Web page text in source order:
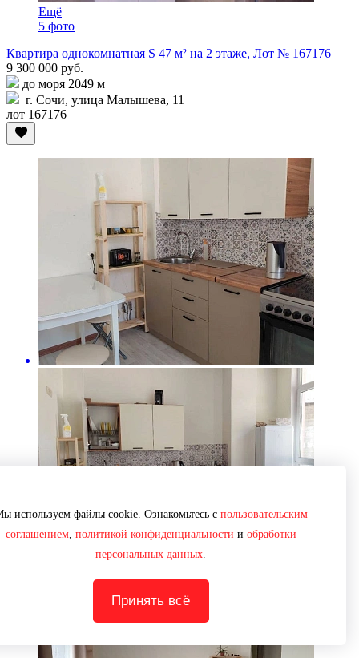
Ещё
5 фото
Квартира однокомнатная S 47 м² на 2 этаже, Лот № 167176
9 300 000 руб.
до моря 2049 м
г. Сочи, улица Малышева, 11
лот 167176
используем файлы cookie. Ознакомьтесь с пользовательским
соглашением, политикой конфиденциальности и обработки
персональных данных
Принять всё